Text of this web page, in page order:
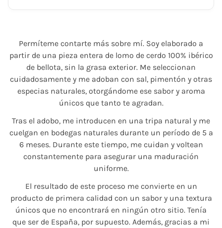
Permíteme contarte más sobre mí. Soy elaborado a
partir de una pieza entera de lomo de cerdo 100% ibérico
de bellota, sin la grasa exterior. Me seleccionan
cuidadosamente y me adoban con sal, pimentón y otras
especias naturales, otorgándome ese sabor y aroma
únicos que tanto te agradan.
Tras el adobo, me introducen en una tripa natural y me
cuelgan en bodegas naturales durante un período de 5 a
6 meses. Durante este tiempo, me cuidan y voltean
constantemente para asegurar una maduración
uniforme.
El resultado de este proceso me convierte en un
producto de primera calidad con un sabor y una textura
únicos que no encontrará en ningún otro sitio. Tenía
que ser de España, por supuesto. Además, gracias a mi